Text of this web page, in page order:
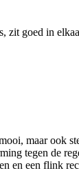
zit goed in
maar ook
tegen de
en een flink